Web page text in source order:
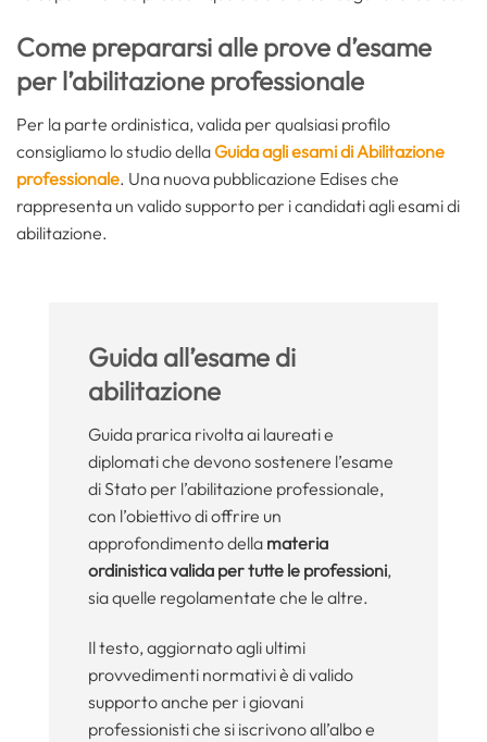
Come prepararsi alle prove d’esame
per l’abilitazione professionale
Per la parte ordinistica, valida per qualsiasi profilo
consigliamo lo studio dellaGuida agli esami di Abilitazione
professionale. Una nuova pubblicazione Edises che
rappresenta un valido supporto per i candidati agli esami di
abilitazione.
Guida all’esame di
abilitazione
Guida prarica rivolta ai laureati e
diplomati che devono sostenere l’esame
di Stato per l’abilitazione professionale,
con l’obiettivo di offrire un
approfondimento della materia
ordinisticavalida per tutte le professioni,
sia quelle regolamentate che le altre.
Il testo, aggiornato agli ultimi
provvedimenti normativi è di valido
supporto anche per i giovani
professionisti che si iscrivono all’albo e